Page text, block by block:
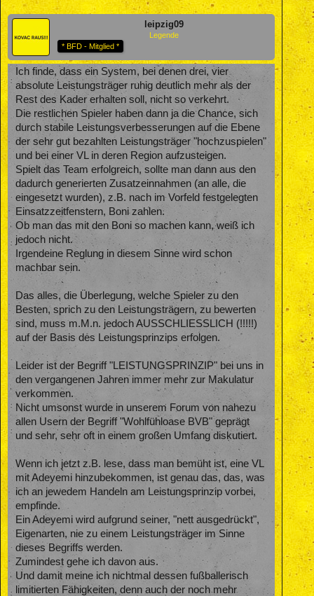
leipzig09
Legende
* BFD - Mitglied *
Ich finde, dass ein System, bei denen drei, vier
absolute Leistungsträger ruhig deutlich mehr als der
Rest des Kader erhalten soll, nicht so verkehrt.
Die restlichen Spieler haben dann ja die Chance, sich
durch stabile Leistungsverbesserungen auf die Ebene
der sehr gut bezahlten Leistungsträger "hochzuspielen"
und bei einer VL in deren Region aufzusteigen.
Spielt das Team erfolgreich, sollte man dann aus den
dadurch generierten Zusatzeinnahmen (an alle, die
eingesetzt wurden), z.B. nach im Vorfeld festgelegten
Einsatzzeitfenstern, Boni zahlen.
Ob man das mit den Boni so machen kann, weiß ich
jedoch nicht.
Irgendeine Reglung in diesem Sinne wird schon
machbar sein.
Das alles, die Überlegung, welche Spieler zu den
Besten, sprich zu den Leistungsträgern, zu bewerten
sind, muss m.M.n. jedoch AUSSCHLIESSLICH (!!!!!)
auf der Basis des Leistungsprinzips erfolgen.
Leider ist der Begriff "LEISTUNGSPRINZIP" bei uns in
den vergangenen Jahren immer mehr zur Makulatur
verkommen.
Nicht umsonst wurde in unserem Forum von nahezu
allen Usern der Begriff "Wohlfühloase BVB" geprägt
und sehr, sehr oft in einem großen Umfang diskutiert.
Wenn ich jetzt z.B. lese, dass man bemüht ist, eine VL
mit Adeyemi hinzubekommen, ist genau das, das, was
ich an jewedem Handeln am Leistungsprinzip vorbei,
empfinde.
Ein Adeyemi wird aufgrund seiner, "nett ausgedrückt",
Eigenarten, nie zu einem Leistungsträger im Sinne
dieses Begriffs werden.
Zumindest gehe ich davon aus.
Und damit meine ich nichtmal dessen fußballerisch
limitierten Fähigkeiten, denn auch der noch mehr